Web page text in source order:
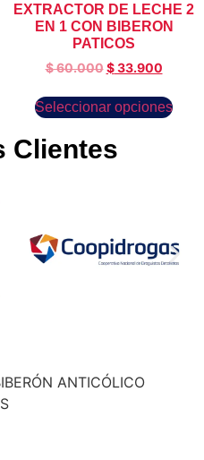
EXTRACTOR DE LECHE 2
EN 1 CON BIBERON
PATICOS
$60.000 $33.900
Seleccionar opciones
Clientes
ANTICÓLICO